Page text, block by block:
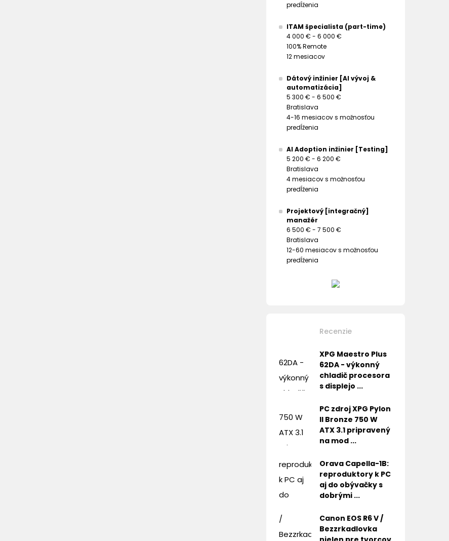
predĺženia
ITAM špecialista (part-time)
4 000 € - 6 000 €
100% Remote
12 mesiacov
Dátový inžinier [AI vývoj &
automatizácia]
5 300 € - 6 500 €
Bratislava
4-16 mesiacov s možnosťou
predĺženia
AI Adoption inžinier [Testing]
5 200 € - 6 200 €
Bratislava
4 mesiacov s možnosťou
predĺženia
Projektový [integračný]
manažér
6 500 € - 7 500 €
Bratislava
12-60 mesiacov s možnosťou
predĺženia
Recenzie
XPG Maestro Plus
62DA - výkonný
chladič procesora
s displejo ...
PC zdroj XPG Pylon
II Bronze 750 W
ATX 3.1 pripravený
na mod ...
Orava Capella-1B:
reproduktory k PC
aj do obývačky s
dobrými ...
Canon EOS R6 V /
Bezzrkadlovka